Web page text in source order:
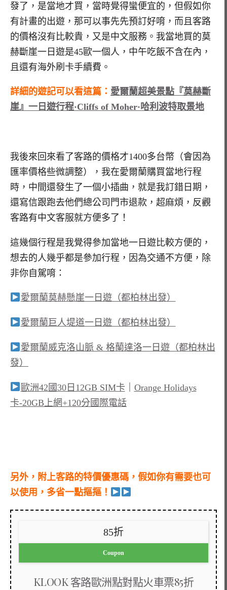
發了，是當地才買，當時覺得蠻便宜的，但假如你
有計畫的出遊，那可以事先先預訂好唷，而且客路
的價格沒有比較貴，又是中文服務。我當地買的莫
赫斷崖一日遊是45歐一個人，中午吃飯不含在內，
且還有海外刷卡手續費。
詳細的遊記可以看這篇： 愛爾蘭超美景點『莫赫斷
崖』一日遊行程·Cliffs of Moher·哈利波特取景地
我後來回來看了客路的價格才1400多台幣（會因為
匯率價格些微調整），我在愛爾蘭購買當地行程
時，中間還發生了一個小插曲，就是我訂錯日期，
還寫信跟跑去他們總公司門市退款，超麻煩，反觀
客路有中文客服就方便多了！
這幾個行程是我覺得參加當地一日遊比較方便的，
想去的人幾乎都是參加行程，因為交通不方便，除
非你自駕唷：
愛爾蘭莫赫懸崖一日遊（都柏林出發）
愛爾蘭巨人堤道一日遊（都柏林出發）
愛爾蘭威克洛山脈 & 格蘭達洛一日遊（都柏林出
發）
歐洲42國30日12GB SIM卡
Orange Holidays
卡-20GB上網+120分國際電話
另外，附上客路的特價優惠碼，假如你有需要也可
以使用，多省一點摳摳！
85折
Coupon
KLOOK 客路歐洲點對點火車票85折